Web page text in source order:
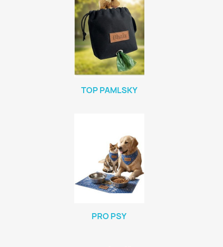
TOP PAMLSKY
PRO PSY